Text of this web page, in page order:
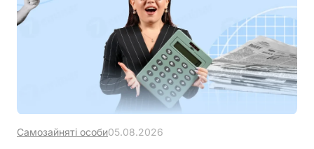
безготівкові розрахунки
Самозайняті особи05.08.2026